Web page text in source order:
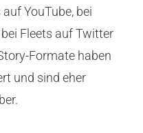
YouTube, bei
Fleets auf Twitter
Formate haben
und sind eher